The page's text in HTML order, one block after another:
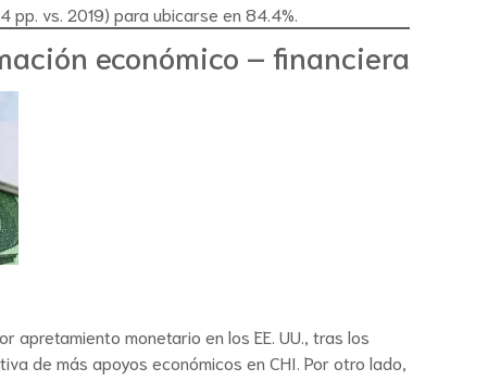
vs. 2019) para ubicarse en 84.4%.
económico – financiera
monetario en los EE. UU., tras los
de más apoyos económicos en CHI. Por otro lado,